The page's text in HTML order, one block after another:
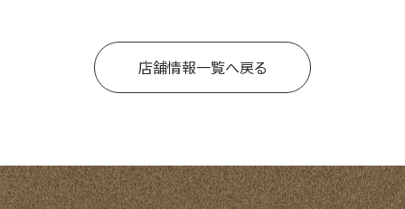
店舗情報一覧へ戻る